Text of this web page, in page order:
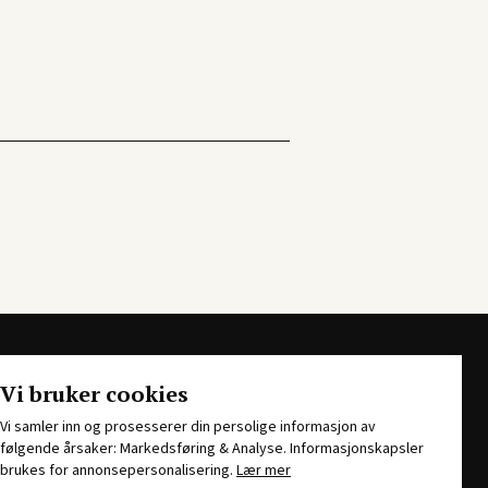
Vi bruker cookies
Vi samler inn og prosesserer din persolige informasjon av
følgende årsaker: Markedsføring & Analyse. Informasjonskapsler
brukes for annonsepersonalisering. Lær mer